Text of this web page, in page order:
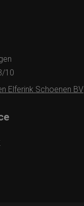
/10
Elferink Schoenen BV